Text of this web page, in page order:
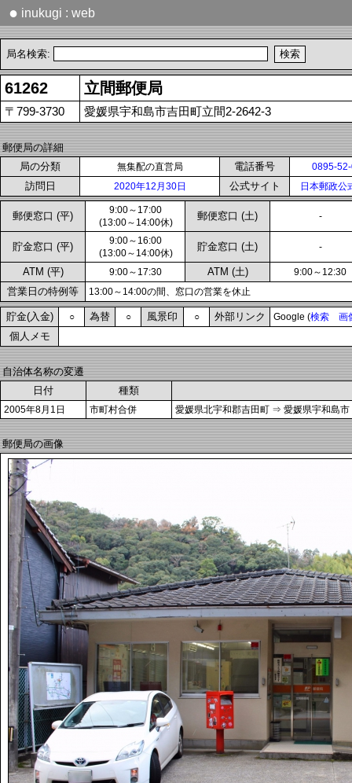
● inukugi : web
局名検索:
61262 立間郵便局
〒799-3730 愛媛県宇和島市吉田町立間2-2642-3
郵便局の詳細
局の分類
無集配の直営局 電話番号 0895-
訪問日 2020年12月30日 公式サイト 日本郵政公
郵便窓口 (平)
9:00～17:00
(13:00～14:00休)
郵便窓口 (土) -
貯金窓口 (平)
9:00～16:00
(13:00～14:00休)
貯金窓口 (土) -
ATM (平) 9:00～17:30 ATM (土) 9:00～12:30
営業日の特例等 13:00～14:00の間、窓口の営業を休止
貯金(入金) ○ 為替 ○ 風景印 ○ 外部リンク Google (検索 画
個人メモ
自治体名称の変遷
日付
種類
2005年8月1日 市町村合併 愛媛県北宇和郡吉田町 ⇒ 愛媛県宇和島市
郵便局の画像